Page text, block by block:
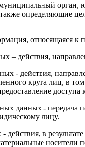
определяющие
относящаяся к
– действия,
- действия,
круга лиц, в
данных - передача
лицу.
действия, в
носители